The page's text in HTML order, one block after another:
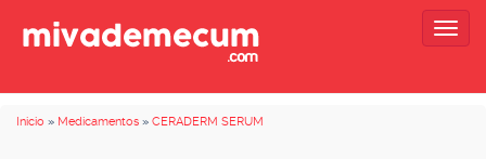
Inicio » Medicamentos » CERADERM SERUM